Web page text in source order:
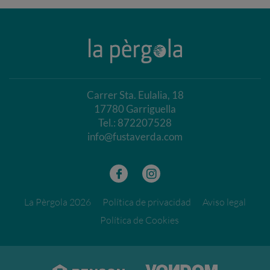
Carrer Sta. Eulalia, 18
17780 Garriguella
Tel.: 872207528
info@fustaverda.com
f i
La Pèrgola 2026 Política de privacidad
Aviso legal
Política de Cookies